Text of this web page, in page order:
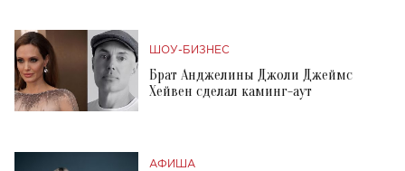
ШОУ-БИЗНЕС
Брат Анджелины Джоли Джеймс
Хейвен сделал каминг-аут
АФИША